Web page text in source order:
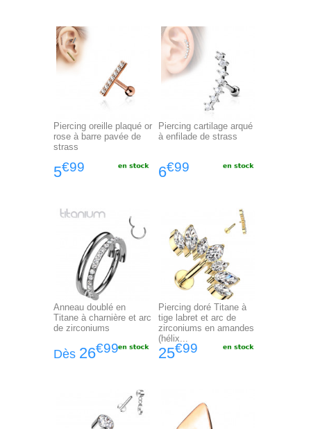
Piercing oreille plaqué or
rose à barre pavée de
strass
5€99
Piercing cartilage arqué
à enfilade de strass
6€99
Anneau doublé en
Titane à charnière et arc
de zirconiums
Dès 26€99
Piercing doré Titane à
tige labret et arc de
zirconiums en amandes
(hélix...
25€99